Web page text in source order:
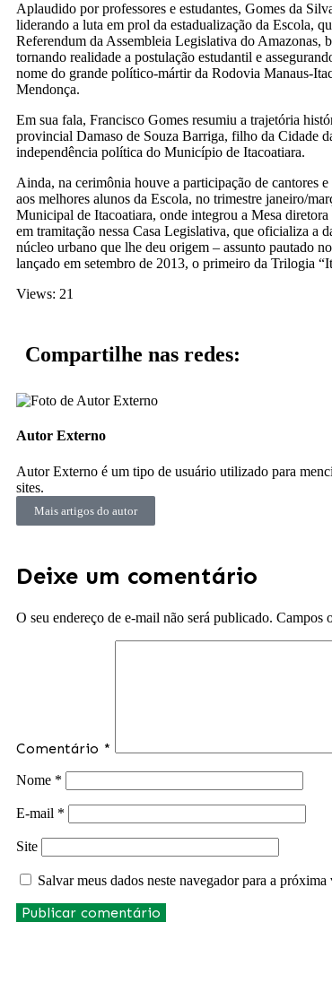
Aplaudido por professores e estudantes, Gomes da
liderando a luta em prol da estadualização da Escola,
Referendum da Assembleia Legislativa do
tornando realidade a postulação estudantil e
nome do grande político-mártir da Rodovia Manaus-
Mendonça.
Em sua fala, Francisco Gomes resumiu a trajetória
provincial Damaso de Souza Barriga, filho da Cidade
independência política do Município de Itacoatiara.
Ainda, na cerimônia houve a participação de cantores
aos melhores alunos da Escola, no trimestre janeiro/
Municipal de Itacoatiara, onde integrou a Mesa
em tramitação nessa Casa Legislativa, que oficializa a
núcleo urbano que lhe deu origem – assunto pautado
lançado em setembro de 2013, o primeiro da Trilogia
Views: 21
Compartilhe nas redes:
Autor Externo
Autor Externo é um tipo de usuário utilizado para
sites.
Mais artigos do autor
Deixe um comentário
O seu endereço de e-mail não será publicado. Campos
Comentário *
Nome *
E-mail *
Site
Salvar meus dados neste navegador para a próxima